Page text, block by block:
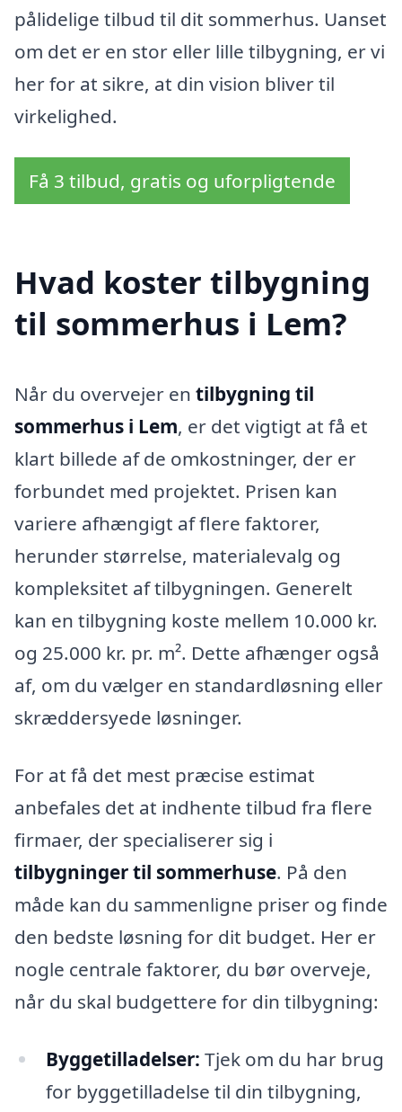
pålidelige tilbud til dit sommerhus. Uanset
om det er en stor eller lille tilbygning, er vi
her for at sikre, at din vision bliver til
virkelighed.
Få 3 tilbud, gratis og uforpligtende
Hvad koster tilbygning
til sommerhus i Lem?
Når du overvejer en tilbygning til
sommerhus i Lem, er det vigtigt at få et
klart billede af de omkostninger, der er
forbundet med projektet. Prisen kan
variere afhængigt af flere faktorer,
herunder størrelse, materialevalg og
kompleksitet af tilbygningen. Generelt
kan en tilbygning koste mellem 10.000 kr.
og 25.000 kr. pr. m². Dette afhænger også
af, om du vælger en standardløsning eller
skræddersyede løsninger.
For at få det mest præcise estimat
anbefales det at indhente tilbud fra flere
firmaer, der specialiserer sig i
tilbygninger til sommerhuse. På den
måde kan du sammenligne priser og finde
den bedste løsning for dit budget. Her er
nogle centrale faktorer, du bør overveje,
når du skal budgettere for din tilbygning:
Byggetilladelser: Tjek om du har brug
for byggetilladelse til din tilbygning,